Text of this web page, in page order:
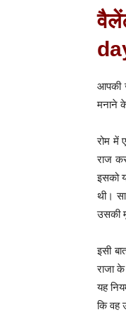
आपकी
मनाने
रोम में
राज
इसको
थी।
उसकी
इसी
राजा
यह
कि वह